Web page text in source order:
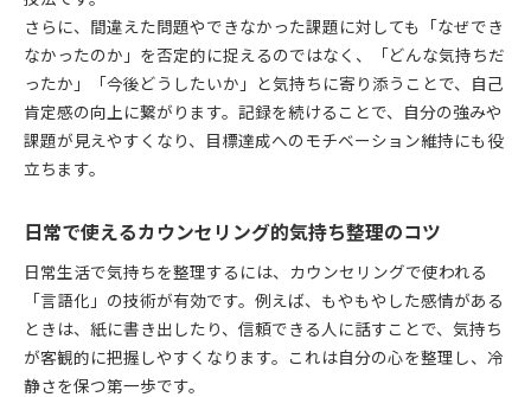
さらに、間違えた問題やできなかった課題に対しても「なぜでき
なかったのか」を否定的に捉えるのではなく、「どんな気持ちだ
ったか」「今後どうしたいか」と気持ちに寄り添うことで、自己
肯定感の向上に繋がります。記録を続けることで、自分の強みや
課題が見えやすくなり、目標達成へのモチベーション維持にも役
立ちます。
日常で使えるカウンセリング的気持ち整理のコツ
日常生活で気持ちを整理するには、カウンセリングで使われる
「言語化」の技術が有効です。例えば、もやもやした感情がある
ときは、紙に書き出したり、信頼できる人に話すことで、気持ち
が客観的に把握しやすくなります。これは自分の心を整理し、冷
静さを保つ第一歩です。